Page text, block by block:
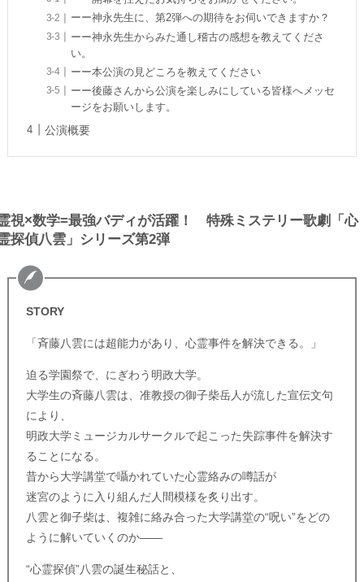
ーー神永先生に、第2弾への期待をお伺いできますか？
ーー神永先生からみた通し稽古の感想を教えてくださ
い。
ーー本公演の見どころを教えてください
ーー後藤さんから公演を楽しみにしている皆様へメッセ
ージをお願いします。
公演概要
視×数学=最強バディが活躍！ 特殊ミステリー歌劇「心
探偵八雲」シリーズ第2弾
STORY
「斉藤八雲には超能力があり、心霊事件を解決できる。」
迫る学園祭で、にぎわう明政大学。
大学生の斉藤八雲は、准教授の御子柴岳人が流した宣伝文句
により、
明政大学ミュージカルサークルで起こった失踪事件を解決す
ることになる。
昔から大学講堂で囁かれていた心霊絡みの噂話が
迷宮のように入り組んだ人間模様を炙り出す。
八雲と御子柴は、複雑に絡み合った大学講堂の“呪い”をどの
ように解いていくのか――
“心霊探偵”八雲の誕生秘話と、